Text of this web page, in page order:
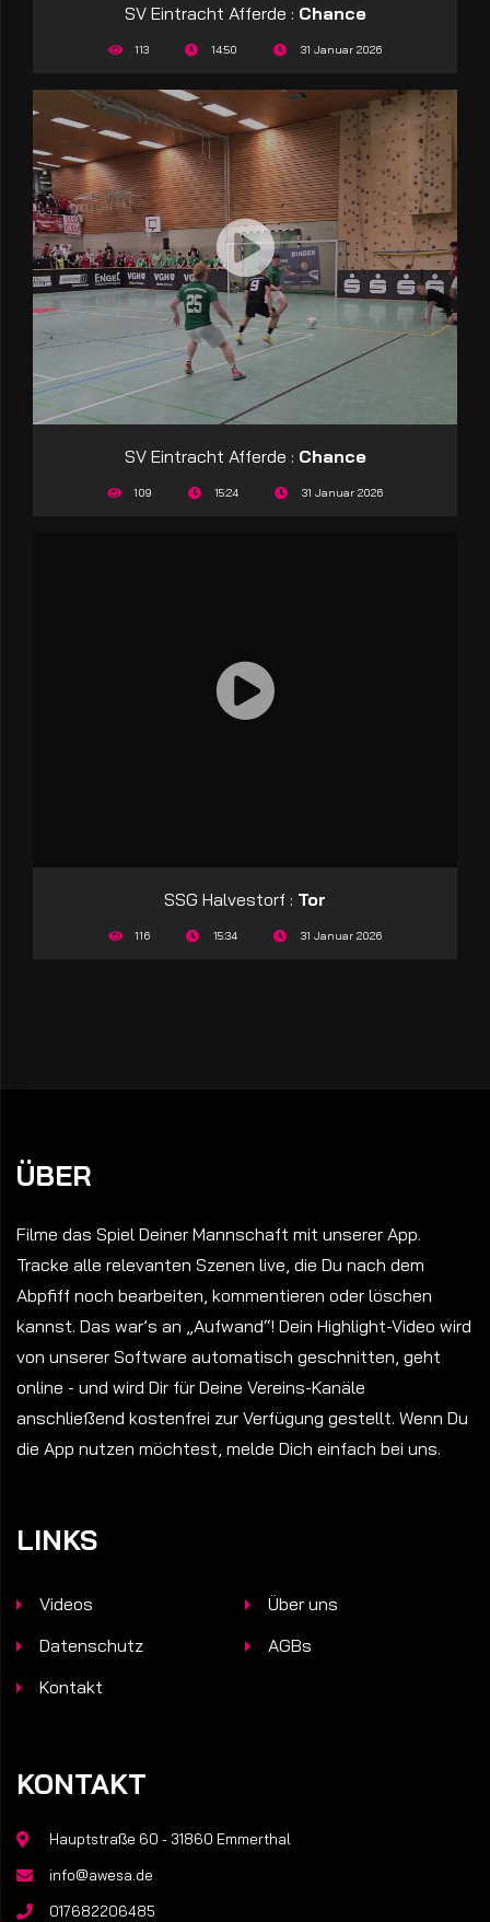
SV Eintracht Afferde : Chance
113 14:50 31 Januar 2026
SV Eintracht Afferde : Chance
109 15:24 31 Januar 2026
SSG Halvestorf : Tor
116 15:34 31 Januar 2026
ÜBER
Filme das Spiel Deiner Mannschaft mit unserer App.
Tracke alle relevanten Szenen live, die Du nach dem
Abpfiff noch bearbeiten, kommentieren oder löschen
kannst. Das war’s an „Aufwand“! Dein Highlight-Video wird
von unserer Software automatisch geschnitten, geht
online - und wird Dir für Deine Vereins-Kanäle
anschließend kostenfrei zur Verfügung gestellt. Wenn Du
die App nutzen möchtest, melde Dich einfach bei uns.
LINKS
Videos
Über uns
Datenschutz
AGBs
Kontakt
KONTAKT
Hauptstraße 60 - 31860 Emmerthal
info@awesa.de
017682206485